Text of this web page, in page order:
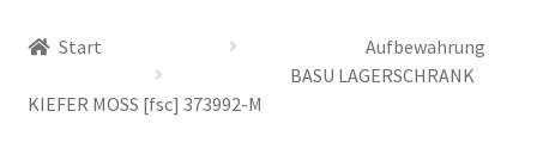
Kataloge Landhaus
Start
Aufbewahrung
BASU LAGERSCHRANK
KIEFER MOSS [fsc] 373992-M